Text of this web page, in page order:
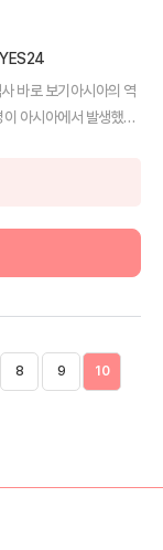
YES24
바로 보기아시아의 역
아시아에서 발생했다.
8 9 10